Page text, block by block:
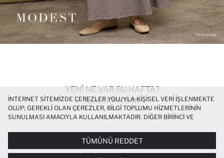
YENİ NE VAR BU HAFTA?
AŞAĞI KAYDIRIN
İNTERNET SITEMIZDE ÇEREZLER YOLUYLA KIŞISEL VERI IŞLENMEKTE
OLUP; GEREKLI OLAN ÇEREZLER, BILGI TOPLUMU HIZMETLERININ
SUNULMASI AMACIYLA KULLANILMAKTADIR. DIĞER BIRINCI VE
DENEYIMI SUNULABILMESI, SITEMIZIN DAHA IŞLEVSEL KILINMASI VE
KIŞISELLEŞTIRMESI VE AÇIK RIZA VERMENIZ HALINDE, SIZLERE
YÖNELIK PAZARLAMA FAALIYETLERININ YAPILMASI AMAÇLARIYLA
TÜMÜNÜ REDDET